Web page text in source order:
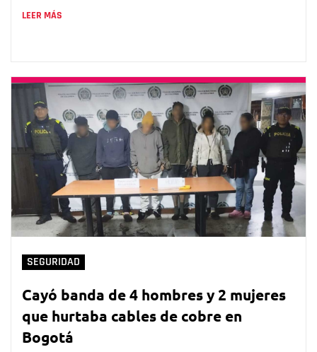
LEER MÁS
SEGURIDAD
Cayó banda de 4 hombres y 2 mujeres
que hurtaba cables de cobre en
Bogotá